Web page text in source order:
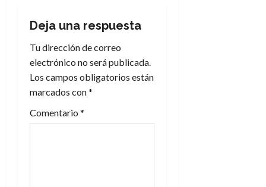
c
i
ó
n
Deja una respuesta
Tu dirección de correo
electrónico no será publicada.
Los campos obligatorios están
marcados con*
Comentario *